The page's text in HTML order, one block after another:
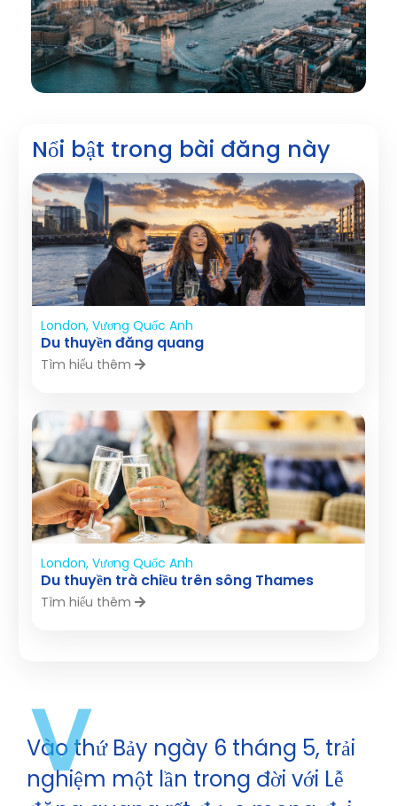
V
Vào thứ Bảy ngày 6 tháng 5, trải
nghiệm một lần trong đời với Lễ
Nổi bật trong bài đăng này
London, Vương Quốc Anh
Du thuyền đăng quang
Tìm hiểu thêm
London, Vương Quốc Anh
Du thuyền trà chiều trên sông Thames
Tìm hiểu thêm